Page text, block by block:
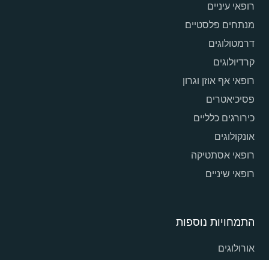
רופאי עיניים
מנתחים פלסטיים
דרמטולוגים
קרדיולוגים
רופאי אף אוזן וגרון
פסיכיאטרים
כירורגים כלליים
אונקולוגים
רופאי אסתטיקה
רופאי שיניים
התמחויות נוספות
אורולוגים